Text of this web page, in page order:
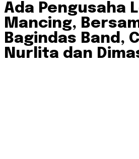
Ada Pengusaha
Mancing,
Bagindas Band,
Nurlita dan